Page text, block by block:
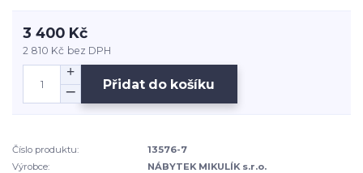
3 400 Kč
2 810 Kč bez DPH
Přidat do košíku
Číslo produktu:
13576-7
Výrobce:
NÁBYTEK MIKULÍK s.r.o.